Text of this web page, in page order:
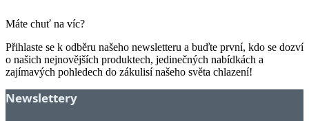
Máte chuť na víc?
Přihlaste se k odběru našeho newsletteru a buďte první, kdo se dozví
o našich nejnovějších produktech, jedinečných nabídkách a
zajímavých pohledech do zákulisí našeho světa chlazení!
Newslettery